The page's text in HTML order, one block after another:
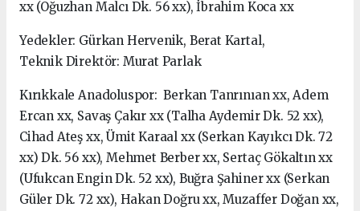
xx (Oğuzhan Malcı Dk. 56 xx), İbrahim Koca xx
Yedekler: Gürkan Hervenik, Berat Kartal,
Teknik Direktör: Murat Parlak
Kırıkkale Anadoluspor: Berkan Tanrınıan xx, Adem
Ercan xx, Savaş Çakır xx (Talha Aydemir Dk. 52 xx),
Cihad Ateş xx, Ümit Karaal xx (Serkan Kayıkcı Dk. 72
xx) Dk. 56 xx), Mehmet Berber xx, Sertaç Gökaltın xx
(Ufukcan Engin Dk. 52 xx), Buğra Şahiner xx (Serkan
Güler Dk. 72 xx), Hakan Doğru xx, Muzaffer Doğan xx,